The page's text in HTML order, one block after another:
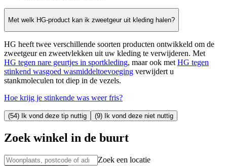
Met welk HG-product kan ik zweetgeur uit kleding halen?
HG heeft twee verschillende soorten producten ontwikkeld om de
zweetgeur en zweetvlekken uit uw kleding te verwijderen. Met
HG tegen nare geurtjes in sportkleding, maar ook metHG tegen
stinkend wasgoed wasmiddeltoevoeging verwijdert u
stankmoleculen tot diep in de vezels.
Hoe krijg je stinkende was weer fris?
(54) Ik vond deze tip nuttig (9) Ik vond deze niet nuttig
Zoek winkel in de buurt
Zoek een locatie